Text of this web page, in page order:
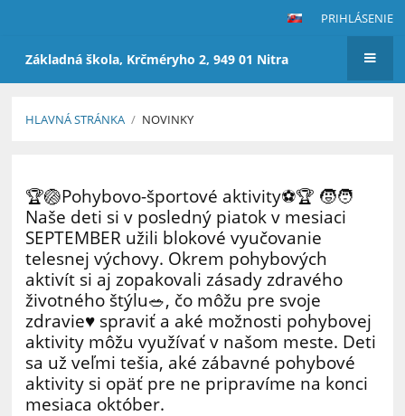
PRIHLÁSENIE
Základná škola, Krčméryho 2, 949 01 Nitra
HLAVNÁ STRÁNKA / NOVINKY
🏆🏐Pohybovo-športové aktivity⚽🏆 🧒🧑
Naše deti si v posledný piatok v mesiaci
SEPTEMBER užili blokové vyučovanie
telesnej výchovy. Okrem pohybových
aktivít si aj zopakovali zásady zdravého
životného štýlu🥗, čo môžu pre svoje
zdravie♥️ spraviť a aké možnosti pohybovej
aktivity môžu využívať v našom meste. Deti
sa už veľmi tešia, aké zábavné pohybové
aktivity si opäť pre ne pripravíme na konci
mesiaca október.